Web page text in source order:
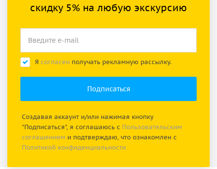
скидку 5% на любую экскурсию
Я согласен получать рекламную рассылку.
Создавая аккаунт и/или нажимая кнопку
"Подписаться", я соглашаюсь с Пользовательским
соглашением и подтверждаю, что ознакомлен с
Политикой конфиденциальности